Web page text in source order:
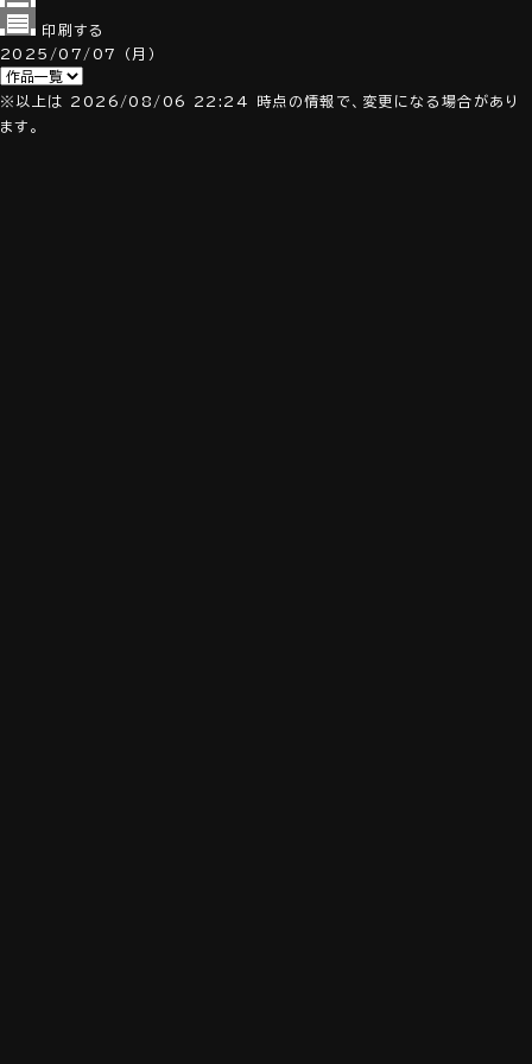
印刷する
2025/07/07
（月）
※以上は 2026/08/06 22:24 時点の情報で、変更になる場合があり
ます。